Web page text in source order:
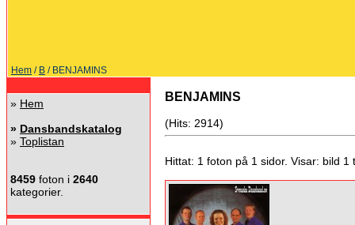
Hem / B / BENJAMINS
» Hem
» Dansbandskatalog
» Toplistan
8459 foton i 2640
kategorier.
BENJAMINS
(Hits: 2914)
Hittat: 1 foton på 1 sidor. Visar: bild 1